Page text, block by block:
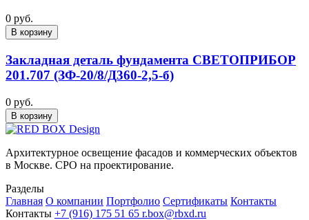
0 руб.
В корзину
Закладная деталь фундамента СВЕТОПРИБОР
201.707 (ЗФ-20/8/Д360-2,5-б)
0 руб.
В корзину
Архитектурное освещение фасадов и коммерческих объектов
в Москве. СРО на проектирование.
Разделы
Главная О компании Портфолио Сертификаты Контакты
Контакты +7 (916) 175 51 65 r.box@rbxd.ru